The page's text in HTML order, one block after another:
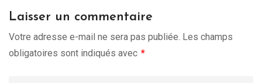
Laisser un commentaire
Votre adresse e-mail ne sera pas publiée. Les champs
obligatoires sont indiqués avec *